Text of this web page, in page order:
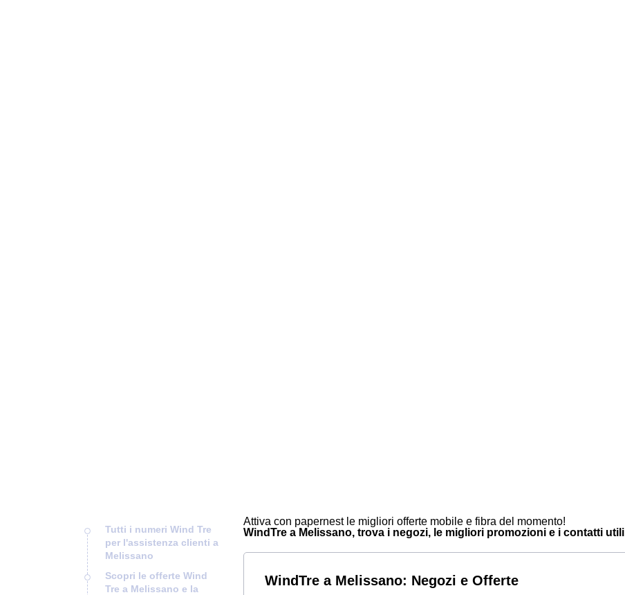
Tutti i numeri Wind Tre
per l'assistenza clienti a
Melissano
Scopri le offerte Wind
Tre a Melissano e la
Attiva con papernest le migliori offerte mobile e fibra del momento!
WindTre a Melissano, trova i negozi, le migliori promozioni e i contatti utili
WindTre a Melissano: Negozi e Offerte